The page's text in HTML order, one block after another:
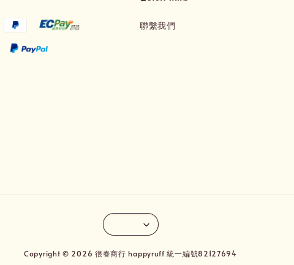
聯繫我們
Copyright © 2026 很春商行 happyruff 統一編號82127694